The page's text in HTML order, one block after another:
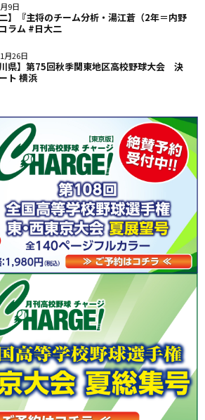
9日
二】『主将のチーム分析・湯江蒼（2年＝内野
ラム #日大二
月26日
川県】第75回秋季関東地区高校野球大会 決
ト 横浜